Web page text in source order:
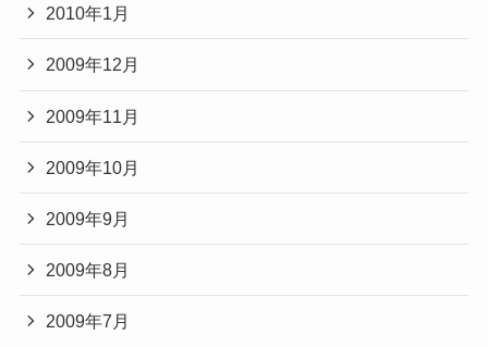
2010年1月
2009年12月
2009年11月
2009年10月
2009年9月
2009年8月
2009年7月